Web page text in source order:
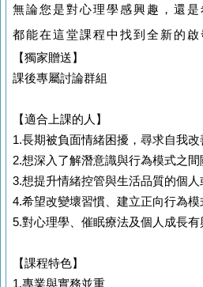
無論您是對心理學感興趣，還是
都能在這堂課程中找到全新的啟
【獨家贈送】
課後專屬討論群組
【適合上課的人】
1.長期被負面情緒困擾，尋求自我改
2.想深入了解潛意識與行為模式之間
3.想提升情緒控管與生活品質的個
4.希望改變壞習慣、建立正向行為模
5.對心理學、催眠療法及個人成長有
【課程特色】
1.專業與實務並重